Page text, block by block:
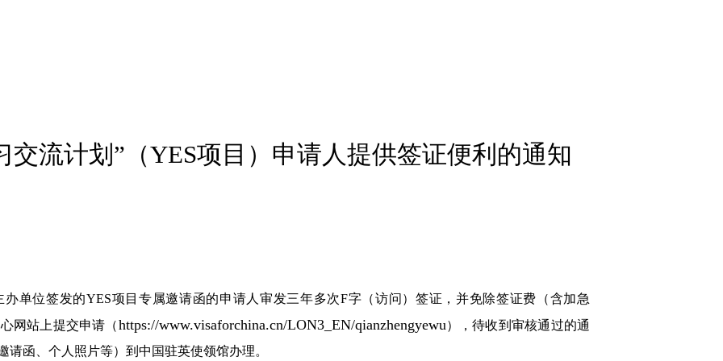
交流计划”（YES项目）申请人提供签证便利的通知
单位签发的YES项目专属邀请函的申请人审发三年多次F字（访问）签证，并免除签证费（含加急
网站上提交申请（https://www.visaforchina.cn/LON3_EN/qianzhengyewu），待收到审核通过的通
函、个人照片等）到中国驻英使领馆办理。